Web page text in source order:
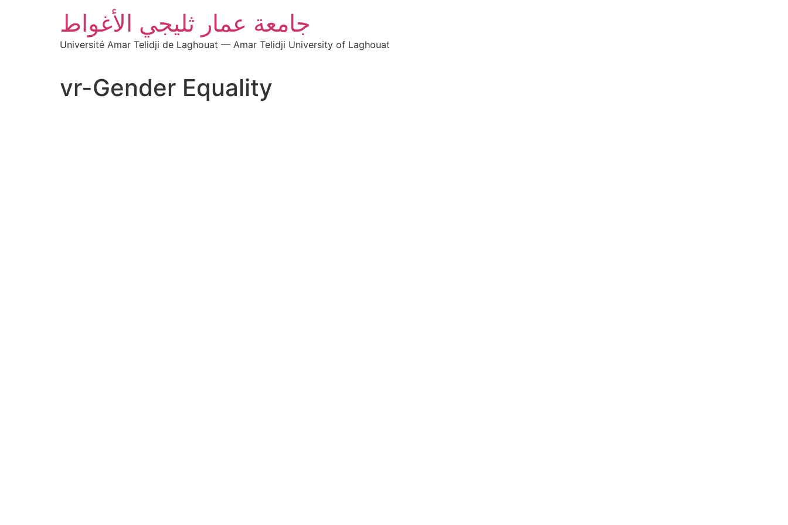
جامعة عمار ثليجي الأغواط
Université Amar Telidji de Laghouat — Amar Telidji University of Laghouat
vr-Gender Equality